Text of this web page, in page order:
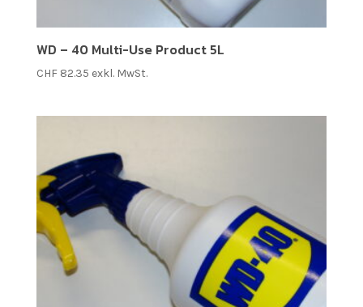
WD – 40 Multi-Use Product 5L
CHF82.35 exkl. MwSt.